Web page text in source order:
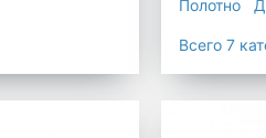
Полотно
Всего 7